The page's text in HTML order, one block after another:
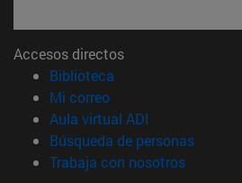
Accesos directos
Biblioteca
Mi correo(abre en nueva
Aula virtual ADI
Búsqueda de personas(abre
Trabaja con nosotros(abre en